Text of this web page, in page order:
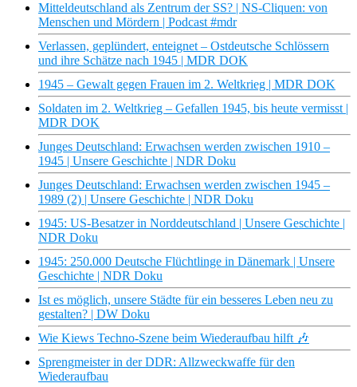
Mitteldeutschland als Zentrum der SS? | NS-Cliquen: von
Menschen und Mördern | Podcast #mdr
Verlassen, geplündert, enteignet – Ostdeutsche Schlössern
und ihre Schätze nach 1945 | MDR DOK
1945 – Gewalt gegen Frauen im 2. Weltkrieg | MDR DOK
Soldaten im 2. Weltkrieg – Gefallen 1945, bis heute vermisst |
MDR DOK
Junges Deutschland: Erwachsen werden zwischen 1910 –
1945 | Unsere Geschichte | NDR Doku
Junges Deutschland: Erwachsen werden zwischen 1945 –
1989 (2) | Unsere Geschichte | NDR Doku
1945: US-Besatzer in Norddeutschland | Unsere Geschichte |
NDR Doku
1945: 250.000 Deutsche Flüchtlinge in Dänemark | Unsere
Geschichte | NDR Doku
Ist es möglich, unsere Städte für ein besseres Leben neu zu
gestalten? | DW Doku
Wie Kiews Techno-Szene beim Wiederaufbau hilft 🎶
Sprengmeister in der DDR: Allzweckwaffe für den
Wiederaufbau